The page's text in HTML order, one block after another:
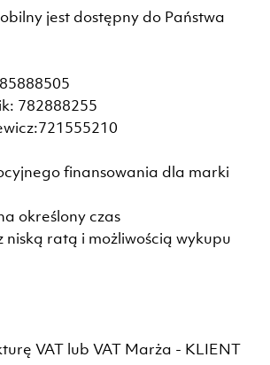
jest dostępny do Państwa
782888255
finansowania dla marki
określony czas
niską ratą i możliwością wykupu
VAT lub VAT Marża - KLIENT